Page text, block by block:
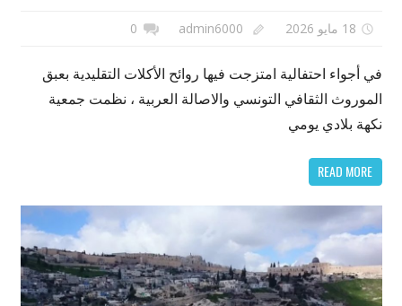
18 مايو 2026 admin6000
0
في أجواء احتفالية امتزجت فيها روائح الأكلات التقليدية بعبق
الموروث الثقافي التونسي والاصالة العربية ، نظمت جمعية
نكهة بلادي يومي
READ MORE